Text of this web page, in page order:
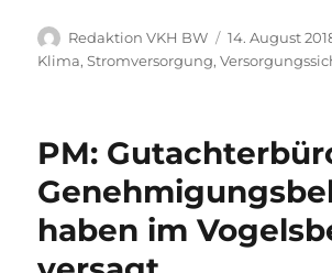
Autor
Redaktion VKH BW
Veröffentlicht
am
14. August
Klima,Stromversorgung,
PM:
haben im